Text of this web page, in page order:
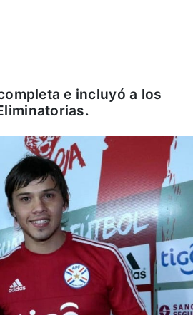
e incluyó a los